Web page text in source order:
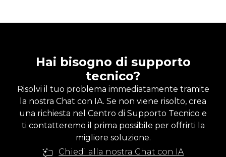
Hai bisogno di supporto
tecnico?
Risolvi il tuo problema immediatamente tramite
la nostra Chat con IA. Se non viene risolto, crea
una richiesta nel Centro di Supporto Tecnico e
ti contatteremo il prima possibile per offrirti la
migliore soluzione.
Chiedi alla nostra Chat con IA